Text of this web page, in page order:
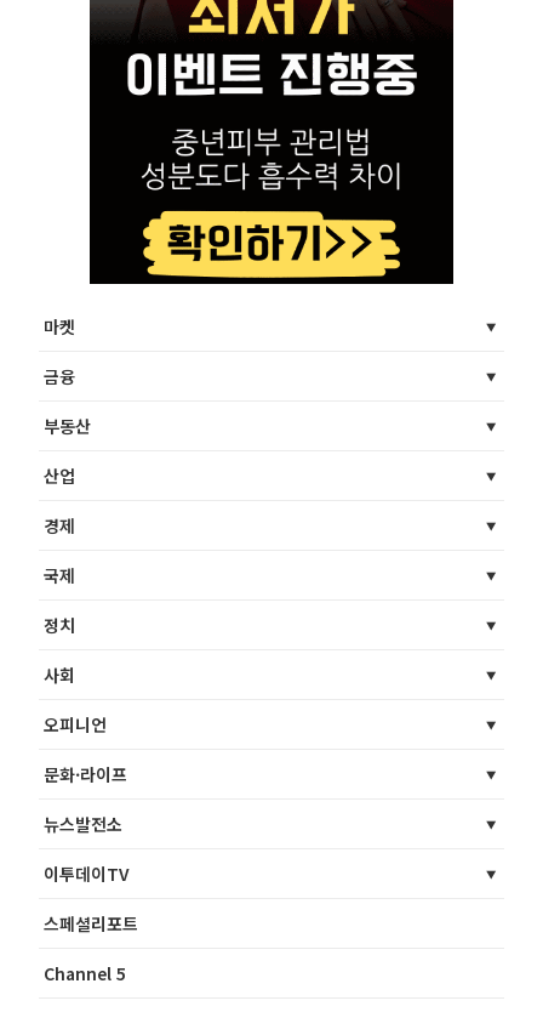
마켓
금융
부동산
산업
경제
국제
정치
사회
오피니언
문화·라이프
뉴스발전소
이투데이TV
스페셜리포트
Channel 5